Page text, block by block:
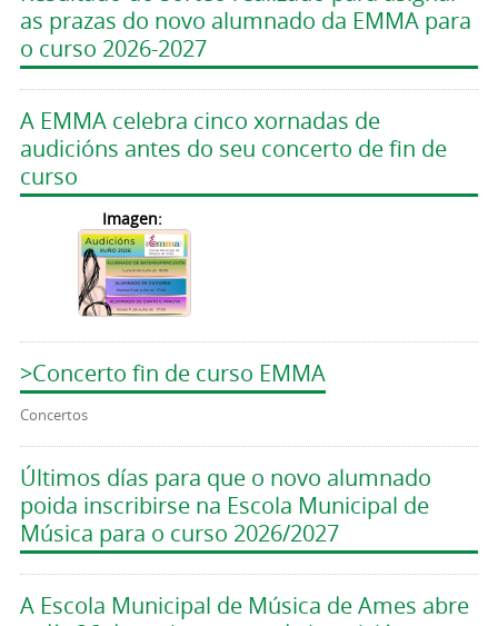
as prazas do novo alumnado da EMMA para
o curso 2026-2027
A EMMA celebra cinco xornadas de
audicións antes do seu concerto de fin de
curso
Imagen:
>Concerto fin de curso EMMA
Concertos
Últimos días para que o novo alumnado
poida inscribirse na Escola Municipal de
Música para o curso 2026/2027
A Escola Municipal de Música de Ames abre